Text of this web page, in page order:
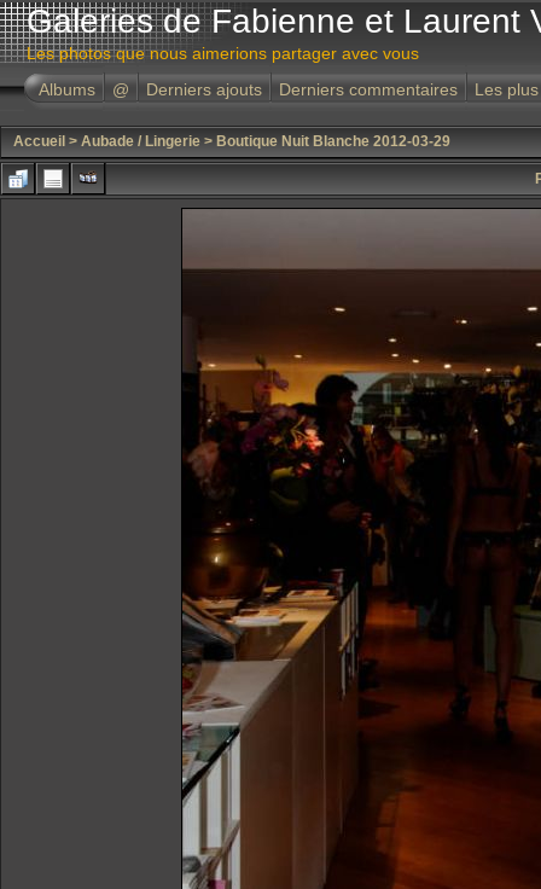
Galeries de Fabienne et Laurent
Les photos que nous aimerions partager avec vous
Albums
@ Derniers ajouts Derniers commentaires Les
Accueil > Aubade / Lingerie > Boutique Nuit Blanche 2012-03-29